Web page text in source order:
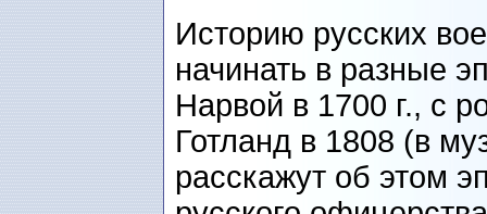
Историю русских
начинать в разные
Нарвой в 1700 г., с
Готланд в 1808 (в
расскажут об этом